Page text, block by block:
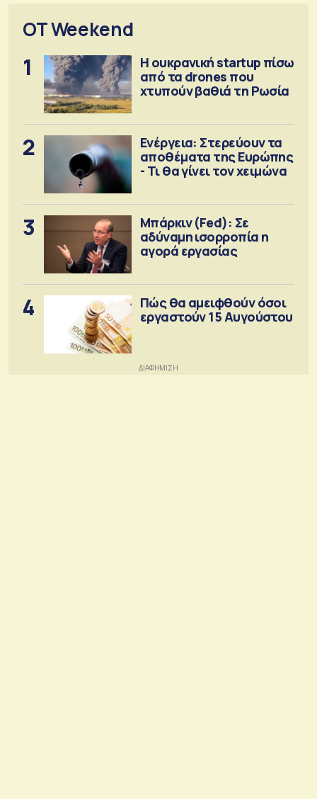
OT Weekend
1
Η ουκρανική startup πίσω
από τα drones που
χτυπούν βαθιά τη Ρωσία
2
Ενέργεια: Στερεύουν τα
αποθέματα της Ευρώπης
- Τι θα γίνει τον χειμώνα
3
Μπάρκιν (Fed): Σε
αδύναμη ισορροπία η
αγορά εργασίας
4
Πώς θα αμειφθούν όσοι
εργαστούν 15 Αυγούστου